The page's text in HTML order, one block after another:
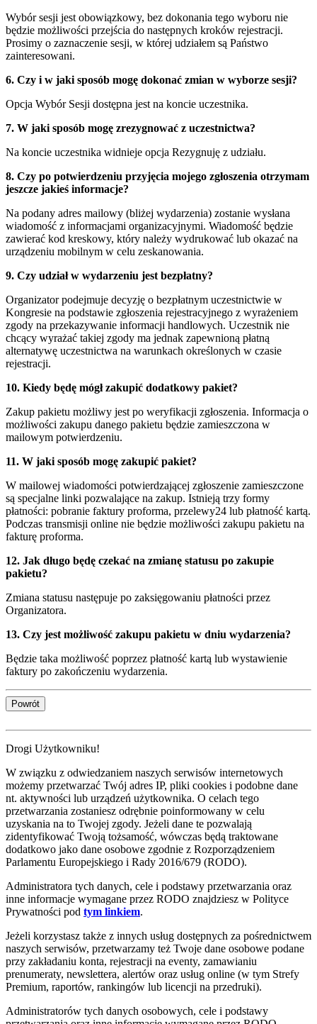
Wybór sesji jest obowiązkowy, bez dokonania tego wyboru nie
będzie możliwości przejścia do następnych kroków rejestracji.
Prosimy o zaznaczenie sesji, w której udziałem są Państwo
zainteresowani.
6. Czy i w jaki sposób mogę dokonać zmian w wyborze sesji?
Opcja Wybór Sesji dostępna jest na koncie uczestnika.
7. W jaki sposób mogę zrezygnować z uczestnictwa?
Na koncie uczestnika widnieje opcja Rezygnuję z udziału.
8. Czy po potwierdzeniu przyjęcia mojego zgłoszenia otrzymam
jeszcze jakieś informacje?
Na podany adres mailowy (bliżej wydarzenia) zostanie wysłana
wiadomość z informacjami organizacyjnymi. Wiadomość będzie
zawierać kod kreskowy, który należy wydrukować lub okazać na
urządzeniu mobilnym w celu zeskanowania.
9. Czy udział w wydarzeniu jest bezpłatny?
Organizator podejmuje decyzję o bezpłatnym uczestnictwie w
Kongresie na podstawie zgłoszenia rejestracyjnego z wyrażeniem
zgody na przekazywanie informacji handlowych. Uczestnik nie
chcący wyrażać takiej zgody ma jednak zapewnioną płatną
alternatywę uczestnictwa na warunkach określonych w czasie
rejestracji.
10. Kiedy będę mógł zakupić dodatkowy pakiet?
Zakup pakietu możliwy jest po weryfikacji zgłoszenia. Informacja o
możliwości zakupu danego pakietu będzie zamieszczona w
mailowym potwierdzeniu.
11. W jaki sposób mogę zakupić pakiet?
W mailowej wiadomości potwierdzającej zgłoszenie zamieszczone
są specjalne linki pozwalające na zakup. Istnieją trzy formy
płatności: pobranie faktury proforma, przelewy24 lub płatność kartą.
Podczas transmisji online nie będzie możliwości zakupu pakietu na
fakturę proforma.
12. Jak długo będę czekać na zmianę statusu po zakupie
pakietu?
Zmiana statusu następuje po zaksięgowaniu płatności przez
Organizatora.
13. Czy jest możliwość zakupu pakietu w dniu wydarzenia?
Będzie taka możliwość poprzez płatność kartą lub wystawienie
faktury po zakończeniu wydarzenia.
Powrót
Drogi Użytkowniku!
W związku z odwiedzaniem naszych serwisów internetowych
możemy przetwarzać Twój adres IP, pliki cookies i podobne dane
nt. aktywności lub urządzeń użytkownika. O celach tego
przetwarzania zostaniesz odrębnie poinformowany w celu
uzyskania na to Twojej zgody. Jeżeli dane te pozwalają
zidentyfikować Twoją tożsamość, wówczas będą traktowane
dodatkowo jako dane osobowe zgodnie z Rozporządzeniem
Parlamentu Europejskiego i Rady 2016/679 (RODO).
Administratora tych danych, cele i podstawy przetwarzania oraz
inne informacje wymagane przez RODO znajdziesz w Polityce
Prywatności pod tym linkiem.
Jeżeli korzystasz także z innych usług dostępnych za pośrednictwem
naszych serwisów, przetwarzamy też Twoje dane osobowe podane
przy zakładaniu konta, rejestracji na eventy, zamawianiu
prenumeraty, newslettera, alertów oraz usług online (w tym Strefy
Premium, raportów, rankingów lub licencji na przedruki).
Administratorów tych danych osobowych, cele i podstawy